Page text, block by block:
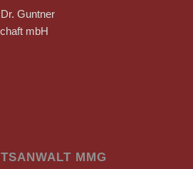
Guntner
mbH
MMG